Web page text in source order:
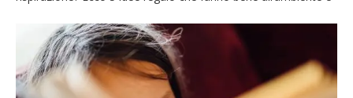
un’occasione speciale? Perché non puntare su un dono eco-
friendly? Oltre a rispettare l’ambiente, potrai lanciare un
messaggio positivo a chi lo riceve […]